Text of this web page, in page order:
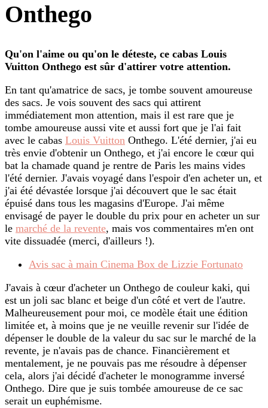
Onthego
Qu'on l'aime ou qu'on le déteste, ce cabas Louis
Vuitton Onthego est sûr d'attirer votre attention.
En tant qu'amatrice de sacs, je tombe souvent amoureuse
des sacs. Je vois souvent des sacs qui attirent
immédiatement mon attention, mais il est rare que je
tombe amoureuse aussi vite et aussi fort que je l'ai fait
avec le cabas Louis Vuitton Onthego. L'été dernier, j'ai eu
très envie d'obtenir un Onthego, et j'ai encore le cœur qui
bat la chamade quand je rentre de Paris les mains vides
l'été dernier. J'avais voyagé dans l'espoir d'en acheter un, et
j'ai été dévastée lorsque j'ai découvert que le sac était
épuisé dans tous les magasins d'Europe. J'ai même
envisagé de payer le double du prix pour en acheter un sur
le marché de la revente, mais vos commentaires m'en ont
vite dissuadée (merci, d'ailleurs !).
Avis sac à main Cinema Box de Lizzie Fortunato
J'avais à cœur d'acheter un Onthego de couleur kaki, qui
est un joli sac blanc et beige d'un côté et vert de l'autre.
Malheureusement pour moi, ce modèle était une édition
limitée et, à moins que je ne veuille revenir sur l'idée de
dépenser le double de la valeur du sac sur le marché de la
revente, je n'avais pas de chance. Financièrement et
mentalement, je ne pouvais pas me résoudre à dépenser
cela, alors j'ai décidé d'acheter le monogramme inversé
Onthego. Dire que je suis tombée amoureuse de ce sac
serait un euphémisme.